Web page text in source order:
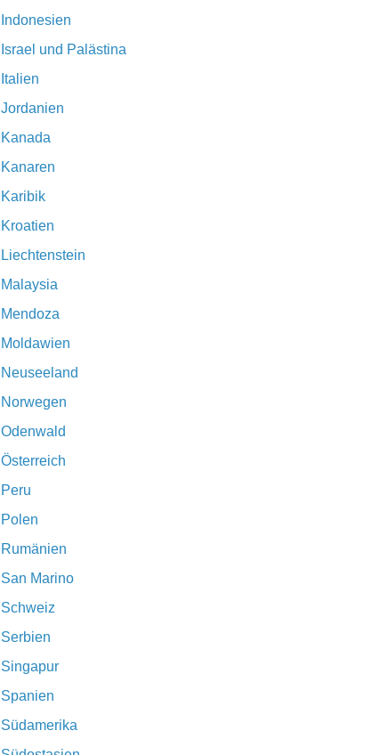
Indonesien
Israel und Palästina
Italien
Jordanien
Kanada
Kanaren
Karibik
Kroatien
Liechtenstein
Malaysia
Mendoza
Moldawien
Neuseeland
Norwegen
Odenwald
Österreich
Peru
Polen
Rumänien
San Marino
Schweiz
Serbien
Singapur
Spanien
Südamerika